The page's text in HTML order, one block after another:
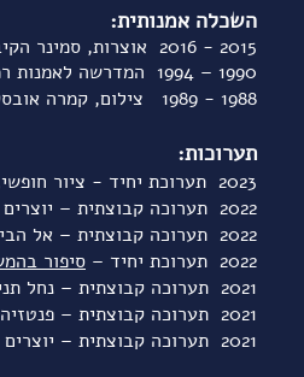
השכלה אמנותית:
2015 - 2016
אוצרות, סמינר
1990 – 1994 ה
מדרשה לאמנות
1988 - 1989 צילום, קמרה אובסקורה
תערוכות:
2023 תערוכת יחיד - ציור חופשי, ספריית זכרון יעקב. אוצרת: רויטל סילברמן גרין
2022 תערוכה קבוצתית – יוצרים 100אהבה, חוצות בנימינה
2022 תערוכה קבוצתית – אל הבית וממנו, מדרחוב זכרון יעקב. אוצרת: רויטל סילברמן גרין
2022 תערוכת יחיד –
סיפור
2021 תערוכה קבוצתית – נחל תנינים, חוצות בנימינה
2021 תערוכה קבוצתית – פנטזיה, מציאות וחלום, היכל אמנויות הבמה, הרצליה אוצרת: גליה שכטר
2021 תערוכה קבוצתית – יוצרים מקום, זכרון יעקב. אוצרת: רויטל סילברמן גרין